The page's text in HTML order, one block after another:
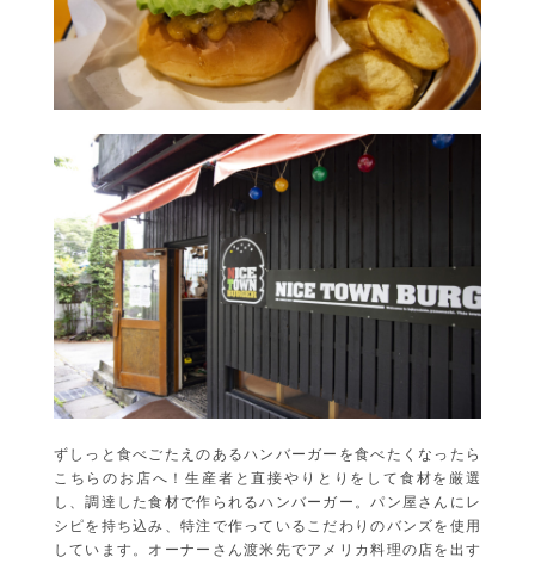
ずしっと食べごたえのあるハンバーガーを食べたくなったら
こちらのお店へ！生産者と直接やりとりをして食材を厳選
し、調達した食材で作られるハンバーガー。パン屋さんにレ
シピを持ち込み、特注で作っているこだわりのバンズを使用
しています。オーナーさん渡米先でアメリカ料理の店を出す